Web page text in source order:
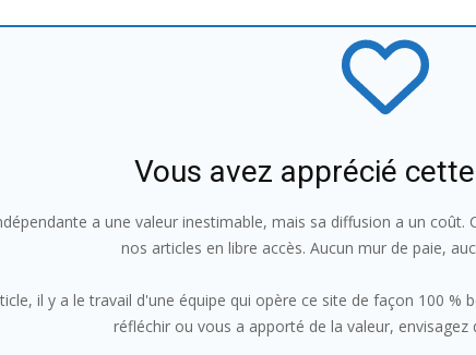
Vous avez apprécié
a une valeur inestimable, mais sa diffusion a un coût.
nos articles en libre accès. Aucun mur de paie,
il y a le travail d'une équipe qui opère ce site de façon 100
réfléchir ou vous a apporté de la valeur,